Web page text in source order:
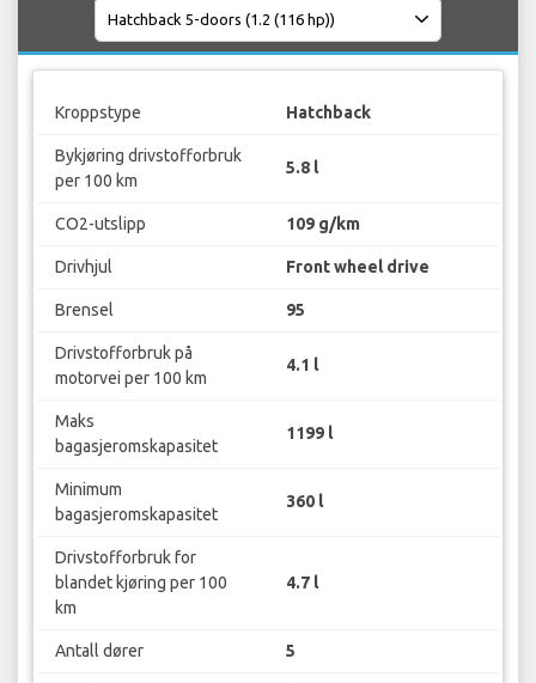
Kroppstype Hatchback
Bykjøring drivstofforbruk
per 100 km
5.8 l
CO2-utslipp 109 g/km
Drivhjul Front wheel drive
Brensel 95
Drivstofforbruk på
motorvei per 100 km
4.1 l
Maks
bagasjeromskapasitet
1199 l
Minimum
bagasjeromskapasitet
360 l
Drivstofforbruk for
blandet kjøring per 100
km
4.7 l
Antall dører 5